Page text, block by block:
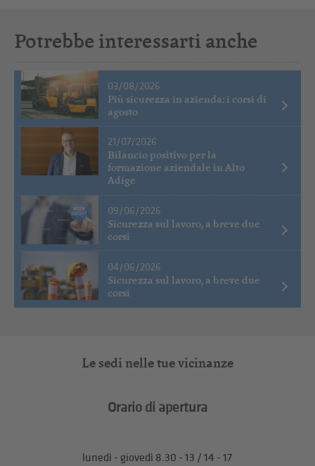
Potrebbe interessarti anche
03/08/2026
Più sicurezza in azienda: i corsi di
agosto
21/07/2026
Bilancio positivo per la
formazione aziendale in Alto
Adige
09/06/2026
Sicurezza sul lavoro, a breve due
corsi
04/06/2026
Sicurezza sul lavoro, a breve due
corsi
Le sedi nelle tue vicinanze
Orario di apertura
lunedì - giovedì 8.30 - 13 / 14 - 17